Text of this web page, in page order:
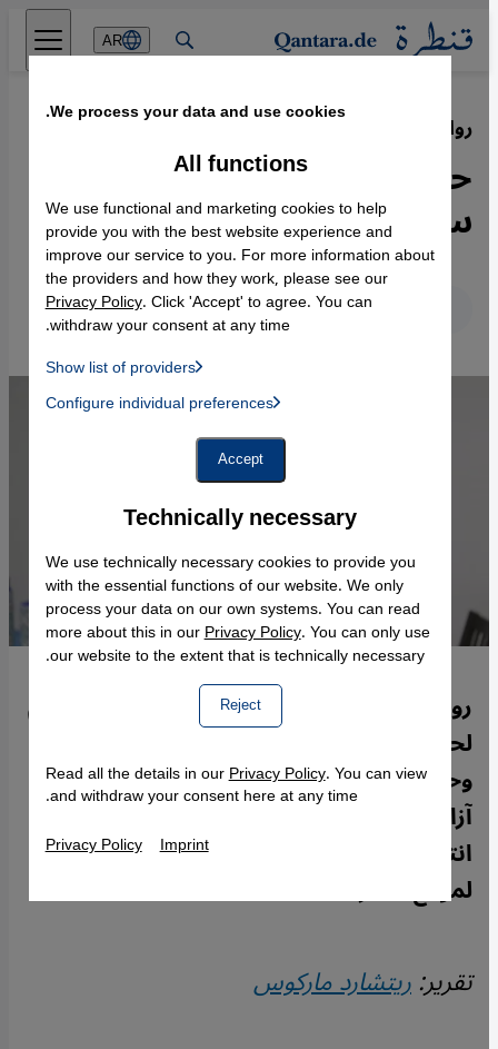
Direkt zum Inhalt springen
AR
رواية "تنوير شجرة البرقوق الأخضر"·
04.02.2020
حين قمع الخميني ليبراليين
ساعدوه في ثورة إيران
English عربي
رواية خيالية جميلة وحزينة في واقع مروِّع. رغم
لحظات أمل تتخلها لكنها تتعثر بشدة بحقائق
وحشية قاسية، تبث الكاتبة الإيرانية شوكوفة
آزار فيها الحياة من دون صراحة سياسية أو
انتقادات لاذعة. ريتشارد ماركوس قرأ الكتاب
لموقع قنطرة.
تقرير:ريتشارد ماركوس
We process your data and use cookies.
Technically necessary
We use technically necessary cookies to provide you
with the essential functions of our website. We only
process your data on our own systems. You can read
more about this in ourPrivacy Policy. You can only use
our website to the extent that is technically necessary.
Reject
All functions
We use functional and marketing cookies to help
provide you with the best website experience and
improve our service to you. For more information about
the providers and how they work, please see our
Privacy Policy. Click 'Accept' to agree. You can
withdraw your consent at any time.
Show list of providers
Instagram Embed, Twitter Embed, Youtube Embed
Facebook Embed / Facebook Connect
Google Maps Embed
Configure individual preferences
Accept
Read all the details in ourPrivacy Policy. You can view
and withdraw your consent here at any time.
Privacy Policy Imprint